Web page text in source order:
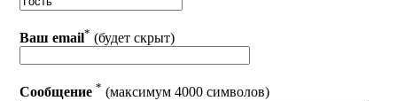
Ваш email* (будет скрыт)
Сообщение * (максимум 4000 символов)